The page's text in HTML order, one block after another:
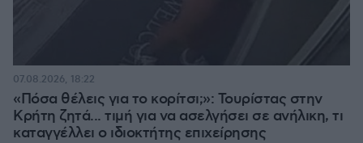
«Πόσα θέλεις για το κορίτσι;»: Τουρίστας στην
Κρήτη ζητά... τιμή για να ασελγήσει σε ανήλικη, τι
καταγγέλλει ο ιδιοκτήτης επιχείρησης
07.08.2026, 18:22